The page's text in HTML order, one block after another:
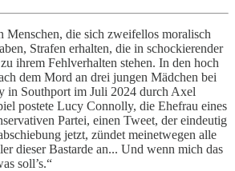
Menschen, die sich zweifellos moralisch
Strafen erhalten, die in schockierender
ihrem Fehlverhalten stehen. In den hoch
dem Mord an drei jungen Mädchen bei
in Southport im Juli 2024 durch Axel
postete Lucy Connolly, die Ehefrau eines
Partei, einen Tweet, der eindeutig
jetzt, zündet meinetwegen alle
dieser Bastarde an... Und wenn mich das
soll’s.“